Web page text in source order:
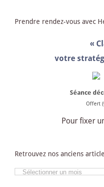
Prendre rendez-vous avec
«
votre
Séance
Offert
Pour fixer
Retrouvez nos anciens
Retrouvez